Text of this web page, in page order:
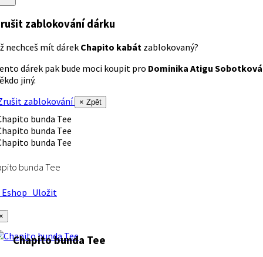
zablokování dárku
nechceš mít dárek Chapito kabát zablokovaný?
dárek pak bude moci koupit pro Dominika Atigu Sobotková
jiný.
zablokování
× Zpět
bunda Tee
Uložit
Chapito bunda Tee